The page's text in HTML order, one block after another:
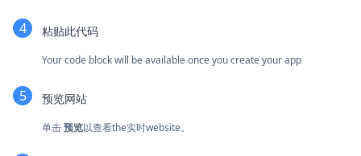
粘贴此代码
Your code block will be available once you create your app
预览网站
单击预览以查看the实时website。